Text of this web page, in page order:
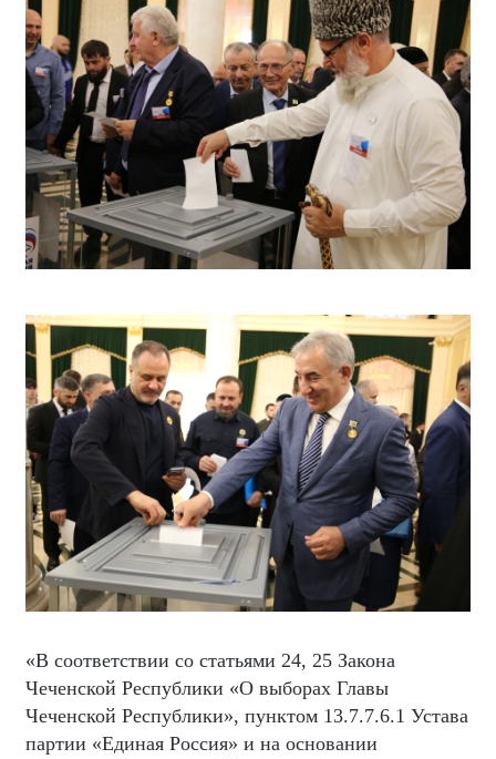
«В соответствии со статьями 24, 25 Закона
Чеченской Республики «О выборах Главы
Чеченской Республики», пунктом 13.7.7.6.1 Устава
партии «Единая Россия» и на основании